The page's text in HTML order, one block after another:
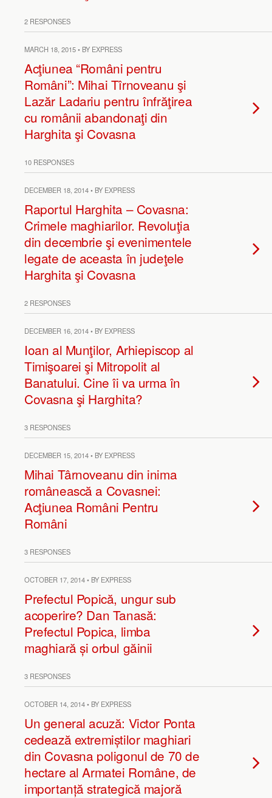
2 RESPONSES
MARCH 18, 2015 • BY EXPRESS
Acţiunea “Români pentru
Români”: Mihai Tîrnoveanu şi
Lazăr Ladariu pentru înfrăţirea
cu românii abandonaţi din
Harghita şi Covasna
10 RESPONSES
DECEMBER 18, 2014 • BY EXPRESS
Raportul Harghita – Covasna:
Crimele maghiarilor. Revoluţia
din decembrie şi evenimentele
legate de aceasta în judeţele
Harghita şi Covasna
2 RESPONSES
DECEMBER 16, 2014 • BY EXPRESS
Ioan al Munţilor, Arhiepiscop al
Timişoarei şi Mitropolit al
Banatului. Cine îi va urma în
Covasna şi Harghita?
3 RESPONSES
DECEMBER 15, 2014 • BY EXPRESS
Mihai Târnoveanu din inima
românească a Covasnei:
Acţiunea Români Pentru
Români
3 RESPONSES
OCTOBER 17, 2014 • BY EXPRESS
Prefectul Popică, ungur sub
acoperire? Dan Tanasă:
Prefectul Popica, limba
maghiară și orbul găinii
3 RESPONSES
OCTOBER 14, 2014 • BY EXPRESS
Un general acuză: Victor Ponta
cedează extremiștilor maghiari
din Covasna poligonul de 70 de
hectare al Armatei Române, de
importanță strategică majoră